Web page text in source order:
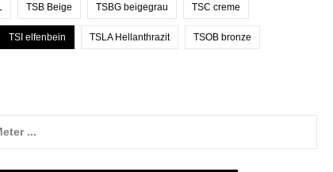
TSB Beige TSBG beigegrau TSC creme
TSI elfenbein TSLA Hellanthrazit TSOB bronze